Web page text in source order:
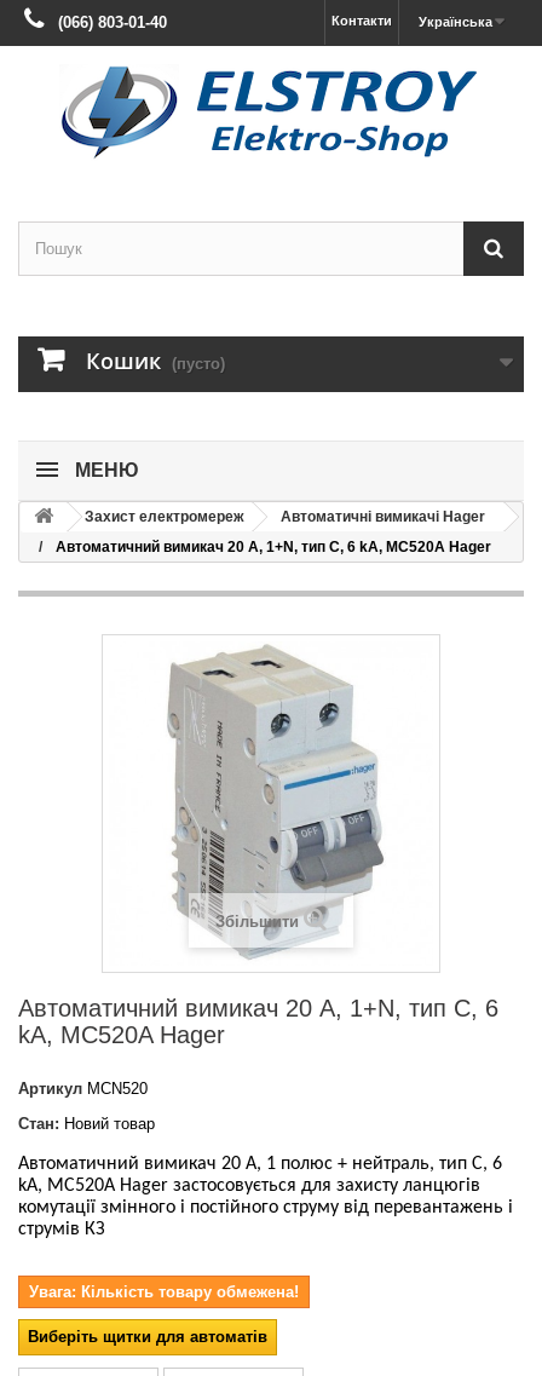
Українська
Контакти
(066) 803-01-40
Кошик (пусто)
МЕНЮ
Захист електромереж
Автоматичні вимикачі Hager
Автоматичний вимикач 20 А, 1+N, тип C, 6 kA, MC520A Hager
Збільшити
Автоматичний вимикач 20 А, 1+N, тип C, 6
kA, MC520A Hager
Артикул MCN520
Стан: Новий товар
Автоматичний вимикач 20 А, 1 полюс + нейтраль, тип С, 6
kA, MC520A Hager застосовується для захисту ланцюгів
комутації змінного і постійного струму від перевантажень і
струмів КЗ
Увага: Кількість товару обмежена!
Виберіть щитки для автоматів